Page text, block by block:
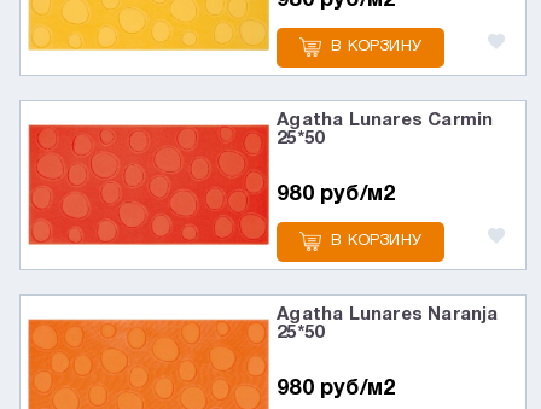
В КОРЗИНУ
Agatha Lunares Carmin
25*50
980 руб/м2
В КОРЗИНУ
Agatha Lunares Naranja
25*50
980 руб/м2